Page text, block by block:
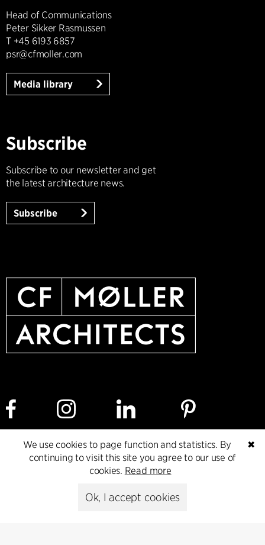
Head of Communications
Peter Sikker Rasmussen
T +45 6193 6857
psr@cfmoller.com
Media library
Subscribe
Subscribe to our newsletter and get
the latest architecture news.
Subscribe
Cookie policy Data ethics policy
Privacy policy
✖
We use cookies to page function and statistics. By
continuing to visit this site you agree to our use of
cookies. Read more
Ok, I accept cookies